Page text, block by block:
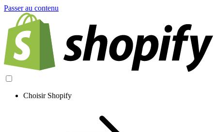
Passer au contenu
Choisir Shopify